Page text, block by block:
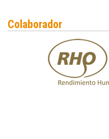
Colaborador